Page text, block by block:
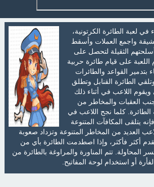
في لعبة الطائرة الكرتونية،
واجمع العملات وأسقط
الثقيلة لتحصل على
اللعبة على قيام طائرة حربية
القواعد والطائرات
الطائرة القنابل وتطلق
اللاعب في أثناء ذلك
العقبات والمخاطر من
كلما نجح اللاعب في
يتلقى المكافآت المتنوعة
العديد من المخاطر المتنوعة وتزداد صعوبة
أكثر فأكثر، وإذا اصطدمت الطائرة بأي من
المحاولة. تتم المناورة والمراوغة بالطائرة من
أو استخدام لوحة المفاتيح.